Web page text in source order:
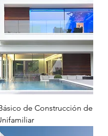
de Construcción de